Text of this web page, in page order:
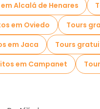
Passeios gratuitos
Alcalá de Henares
em Oviedo Tours
em Jaca Tours
em Campanet